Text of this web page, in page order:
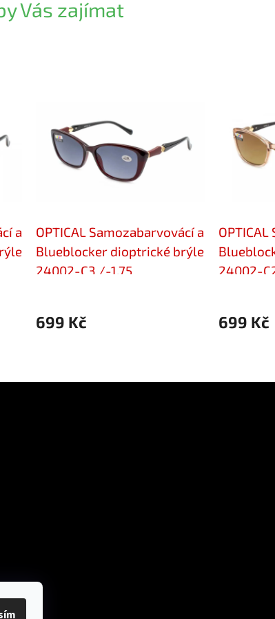
Vás zajímat
a
OPTICAL Samozabarvovácí a
Blueblocker dioptrické brýle
24002-C3 /-1,75
699 Kč
24002-
699 Kč